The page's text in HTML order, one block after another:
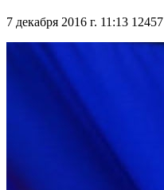
7 декабря 2016 г. 11:13 12457